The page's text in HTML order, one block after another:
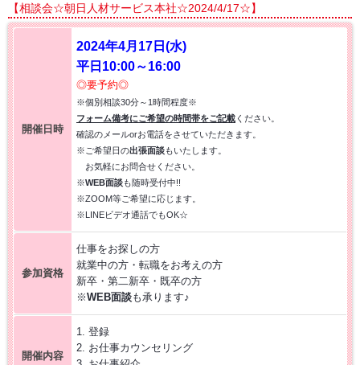
【お仕事相談会☆流通会館】2026/8/21(金) PM開催
【お仕事相談会☆大久保ふれあいｾﾝﾀｰ】2026/8/26(水)
【お仕事相談会☆黒部市コラーレ】2026/8/21(金)PM
【お仕事相談会☆黒部市コラーレ】2026/8/7(金)PM
派遣から正社員をめざす 〜自分に合った職場を見つける新しい転職の
カタチ〜
【中新川エリア】近くde WORK [HC7]
【お仕事相談会☆流通会館】2026/7/16(木) PM開催
【相談会☆朝日人材サービス本社☆2024/4/17☆】
開催日時
2024年4月17日(水)
平日10:00～16:00
◎要予約◎
※個別相談30分～1時間程度※
フォーム備考にご希望の時間帯をご記載 ください。
確認のメールorお電話をさせていただきます。
※ご希望日の出張面談もいたします。
お気軽にお問合せください。
※WEB面談も随時受付中!!
※ZOOM等ご希望に応じます。
※LINEビデオ通話でもOK☆
参加資格
仕事をお探しの方
就業中の方・転職をお考えの方
新卒・第二新卒・既卒の方
※WEB面談も承ります♪
開催内容
1. 登録
2. お仕事カウンセリング